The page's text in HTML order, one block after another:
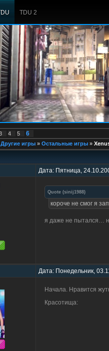
TDU 2
4 5 6
Другие игры » Остальные игры »
Дата: Пятница,
Quote (sinij1988)
короче не смог я
я даже не пытался…
Дата: Понедельник,
Начала. Нравится
Красотища: